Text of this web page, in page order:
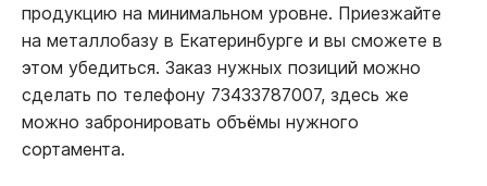
продукцию на минимальном уровне. Приезжайте
на металлобазу в Екатеринбурге и вы сможете в
этом убедиться. Заказ нужных позиций можно
сделать по телефону 73433787007, здесь же
можно забронировать объёмы нужного
сортамента.